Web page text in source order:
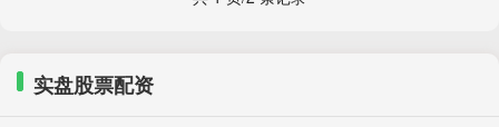
实盘股票配资